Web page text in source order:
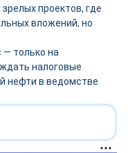
проектов, где
вложений, но
только на
налоговые
нефти в ведомстве